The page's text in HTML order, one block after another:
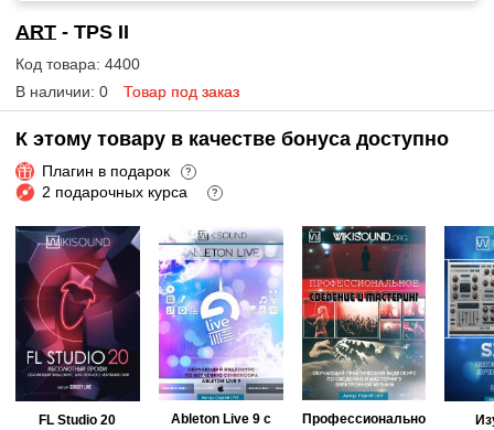
ART - TPS II
Код товара: 4400
В наличии: 0
Товар под заказ
К этому товару в качестве бонуса доступно
Плагин в подарок ?
2 подарочных курса ?
FL Studio 20
Ableton Live 9 с
Профессионально